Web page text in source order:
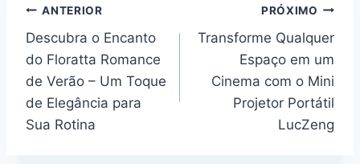
Navegação
de
Post
ANTERIOR
Descubra o Encanto
do Floratta Romance
de Verão – Um Toque
de Elegância para
Sua Rotina
PRÓXIMO
Transforme Qualquer
Espaço em um
Cinema com o Mini
Projetor Portátil
LucZeng